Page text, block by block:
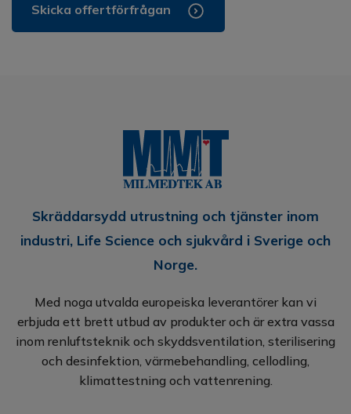
Skicka offertförfrågan
Skräddarsydd utrustning och tjänster inom
industri, Life Science och sjukvård i Sverige och
Norge.
Med noga utvalda europeiska leverantörer kan vi
erbjuda ett brett utbud av produkter och är extra vassa
inom renluftsteknik och skyddsventilation, sterilisering
och desinfektion, värmebehandling, cellodling,
klimattestning och vattenrening.